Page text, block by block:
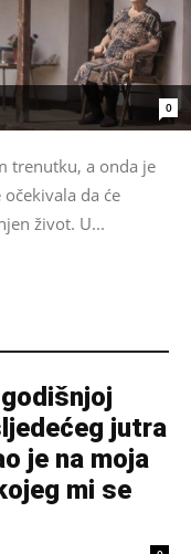
0
trenutku, a onda je
da će
život. U...
jutra
je na moja
mi se